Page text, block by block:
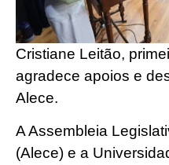
Cristiane Leitão,
agradece apoios e
Alece.
A Assembleia
(Alece) e a